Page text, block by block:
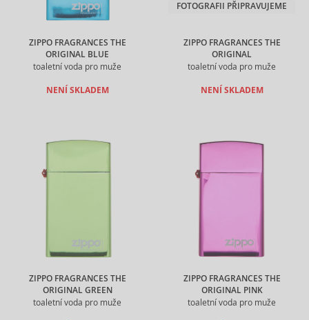
ZIPPO FRAGRANCES THE
ORIGINAL BLUE
toaletní voda pro muže
NENÍ SKLADEM
ZIPPO FRAGRANCES THE
ORIGINAL
toaletní voda pro muže
FOTOGRAFII PŘIPRAVUJEME
NENÍ SKLADEM
ZIPPO FRAGRANCES THE
ORIGINAL GREEN
toaletní voda pro muže
ZIPPO FRAGRANCES THE
ORIGINAL PINK
toaletní voda pro muže